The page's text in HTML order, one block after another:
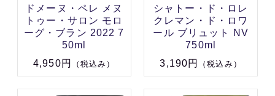
ドメーヌ・ペレ メヌ
トゥー・サロン モロ
ーグ・ブラン 2022 7
50ml
4,950円
（税込み）
シャトー・ド・ロレ
クレマン・ド・ロワ
ール ブリュット NV
750ml
3,190円
（税込み）